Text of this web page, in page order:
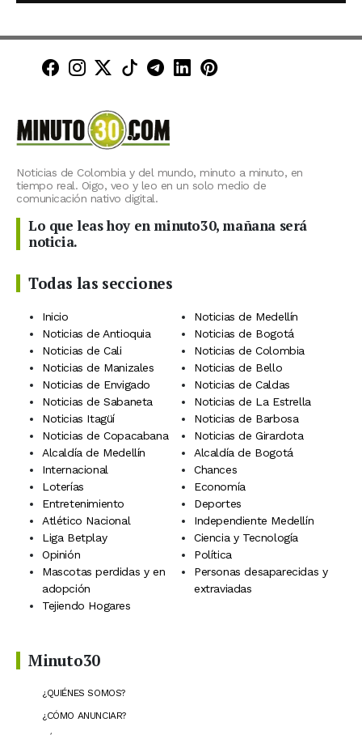
Minuto30 en Facebook
Minuto30 en Instagram
Minuto30 en X (Twitter)
Minuto30 en TikTok
Canal de Minuto30 en
Minuto30 en LinkedIn
Minuto30 en
Noticias de Colombia y del mundo, minuto a minuto, en
tiempo real. Oigo, veo y leo en un solo medio de
comunicación nativo digital.
Lo que leas hoy en minuto30, mañana será
noticia.
Todas las secciones
Inicio
Noticias de Medellín
Noticias de Antioquia
Noticias de Bogotá
Noticias de Cali
Noticias de Colombia
Noticias de Manizales
Noticias de Bello
Noticias de Envigado
Noticias de Caldas
Noticias de Sabaneta
Noticias de La Estrella
Noticias Itagüí
Noticias de Barbosa
Noticias de Copacabana
Noticias de Girardota
Alcaldía de Medellín
Alcaldía de Bogotá
Internacional
Chances
Loterías
Economía
Entretenimiento
Deportes
Atlético Nacional
Independiente Medellín
Liga Betplay
Ciencia y Tecnología
Opinión
Política
Mascotas perdidas y en
adopción
Personas desaparecidas y
extraviadas
Tejiendo Hogares
Minuto30
¿QUIÉNES SOMOS?
¿CÓMO ANUNCIAR?